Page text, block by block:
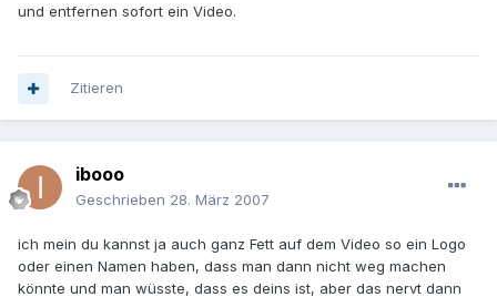
und entfernen sofort ein Video.
Zitieren
ibooo
Geschrieben 28. März 2007
ich mein du kannst ja auch ganz Fett auf dem Video so ein Logo
oder einen Namen haben, dass man dann nicht weg machen
könnte und man wüsste, dass es deins ist, aber das nervt dann